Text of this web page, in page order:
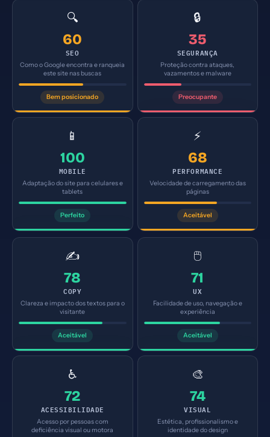
🔍
60
SEO
Como o Google encontra e ranqueia
este site nas buscas
Bem posicionado
🔒
35
SEGURANÇA
Proteção contra ataques,
vazamentos e malware
Preocupante
📱
100
MOBILE
Adaptação do site para celulares e
tablets
Perfeito
⚡
68
PERFORMANCE
Velocidade de carregamento das
páginas
Aceitável
✍️
78
COPY
Clareza e impacto dos textos para o
visitante
Aceitável
🖱️
71
UX
Facilidade de uso, navegação e
experiência
Aceitável
♿
72
ACESSIBILIDADE
Acesso por pessoas com
deficiência visual ou motora
🎨
74
VISUAL
Estética, profissionalismo e
identidade do design